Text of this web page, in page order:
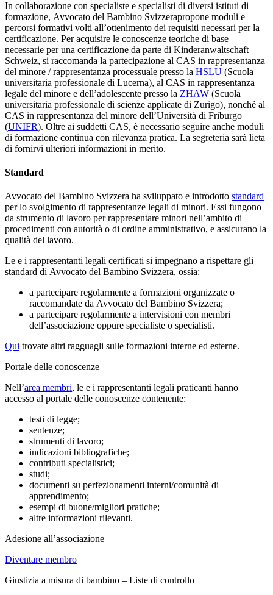
In collaborazione con specialiste e specialisti di diversi istituti di
formazione, Avvocato del Bambino Svizzerapropone moduli e
percorsi formativi volti all’ottenimento dei requisiti necessari per la
certificazione. Per acquisire le conoscenze teoriche di base
necessarie per una certificazione da parte di Kinderanwaltschaft
Schweiz, si raccomanda la partecipazione al CAS in rappresentanza
del minore / rappresentanza processuale presso la HSLU (Scuola
universitaria professionale di Lucerna), al CAS in rappresentanza
legale del minore e dell’adolescente presso la ZHAW (Scuola
universitaria professionale di scienze applicate di Zurigo), nonché al
CAS in rappresentanza del minore dell’Università di Friburgo
(UNIFR). Oltre ai suddetti CAS, è necessario seguire anche moduli
di formazione continua con rilevanza pratica. La segreteria sarà lieta
di fornirvi ulteriori informazioni in merito.
Standard
Avvocato del Bambino Svizzera ha sviluppato e introdotto standard
per lo svolgimento di rappresentanze legali di minori. Essi fungono
da strumento di lavoro per rappresentare minori nell’ambito di
procedimenti con autorità o di ordine amministrativo, e assicurano la
qualità del lavoro.
Le e i rappresentanti legali certificati si impegnano a rispettare gli
standard di Avvocato del Bambino Svizzera, ossia:
a partecipare regolarmente a formazioni organizzate o
raccomandate da Avvocato del Bambino Svizzera;
a partecipare regolarmente a intervisioni con membri
dell’associazione oppure specialiste o specialisti.
Qui trovate altri ragguagli sulle formazioni interne ed esterne.
Portale delle conoscenze
Nell’area membri, le e i rappresentanti legali praticanti hanno
accesso al portale delle conoscenze contenente:
testi di legge;
sentenze;
strumenti di lavoro;
indicazioni bibliografiche;
contributi specialistici;
studi;
documenti su perfezionamenti interni/comunità di
apprendimento;
esempi di buone/migliori pratiche;
altre informazioni rilevanti.
Adesione all’associazione
Diventare membro
Giustizia a misura di bambino – Liste di controllo